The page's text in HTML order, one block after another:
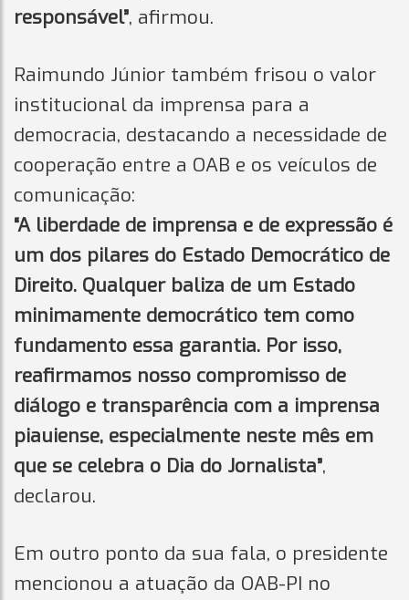
responsável”, afirmou.
Raimundo Júnior também frisou o valor
institucional da imprensa para a
democracia, destacando a necessidade de
cooperação entre a OAB e os veículos de
comunicação:
“A liberdade de imprensa e de expressão é
um dos pilares do Estado Democrático de
Direito. Qualquer baliza de um Estado
minimamente democrático tem como
fundamento essa garantia. Por isso,
reafirmamos nosso compromisso de
diálogo e transparência com a imprensa
piauiense, especialmente neste mês em
que se celebra o Dia do Jornalista”,
declarou.
Em outro ponto da sua fala, o presidente
mencionou a atuação da OAB-PI no